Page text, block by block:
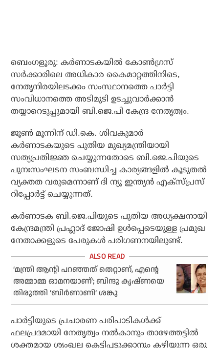
ബെംഗളൂരു: കര്‍ണാടകയില്‍ കോണ്‍ഗ്രസ്
സര്‍ക്കാരിലെ അധികാര കൈമാറ്റത്തിനിടെ,
നേതൃനിരയിലടക്കം സംസ്ഥാനത്തെ പാര്‍ട്ടി
സംവിധാനത്തെ അടിമുടി ഉടച്ചുവാര്‍ക്കാന്‍
തയ്യാറെടുപ്പുമായി ബി.ജെ.പി കേന്ദ്ര നേതൃത്വം.
ജൂണ്‍ മൂന്നിന് ഡി.കെ. ശിവകുമാര്‍
കര്‍ണാടകയുടെ പുതിയ മുഖ്യമന്ത്രിയായി
സത്യപ്രതിജ്ഞ ചെയ്യുന്നതോടെ ബി.ജെ.പിയുടെ
പുനഃസംഘടന സംബന്ധിച്ച കാര്യങ്ങളില്‍ കൂടുതല്‍
വ്യക്തത വരുമെന്നാണ് ദി ന്യൂ ഇന്ത്യന്‍ എക്‌സ്പ്രസ്
റിപ്പോര്‍ട്ട് ചെയ്യുന്നത്.
കര്‍ണാടക ബി.ജെ.പിയുടെ പുതിയ അധ്യക്ഷനായി
കേന്ദ്രമന്ത്രി പ്രഹ്ലാദ് ജോഷി ഉള്‍പ്പെടെയുള്ള പ്രമുഖ
നേതാക്കളുടെ പേരുകള്‍ പരിഗണനയിലുണ്ട്.
‘മന്ത്രി ആന്റി പറഞ്ഞത് തെറ്റാണ്, എന്റെ
അമ്മാമ്മ ഓമനയാണ്’; ബിന്ദു കൃഷ്ണയെ
തിരുത്തി ‘ബിര്‍ണാണി’ ശങ്കു
പാര്‍ട്ടിയുടെ പ്രചാരണ പരിപാടികള്‍ക്ക്
ഫലപ്രദമായി നേതൃത്വം നല്‍കാനും താഴേത്തട്ടില്‍
ശക്തമായ ശൃംഖല കെട്ടിപ്പടുക്കാനും കഴിയുന്ന ഒരു